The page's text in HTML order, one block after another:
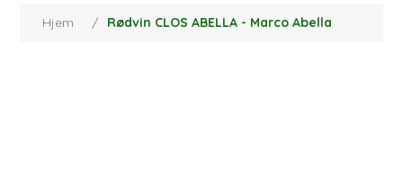
Hjem / Rødvin CLOS ABELLA - Marco Abella